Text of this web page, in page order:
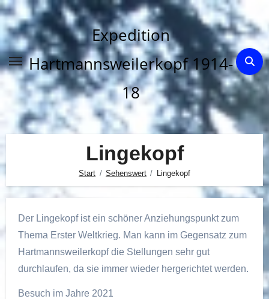
Zum
Inhalt
springen
Expedition
Hartmannsweilerkopf 1914-
18
Lingekopf
Start Sehenswert Lingekopf
Der Lingekopf ist ein schöner Anziehungspunkt zum
Thema Erster Weltkrieg. Man kann im Gegensatz zum
Hartmannsweilerkopf die Stellungen sehr gut
durchlaufen, da sie immer wieder hergerichtet werden.
Besuch im Jahre 2021